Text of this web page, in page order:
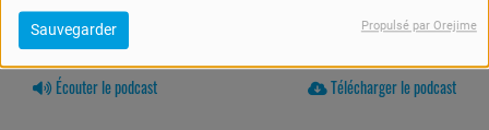
Sauvegarder Propulsé par Orejime
20 AVRIL 2025 -
Écouter le podcast Télécharger le podcast